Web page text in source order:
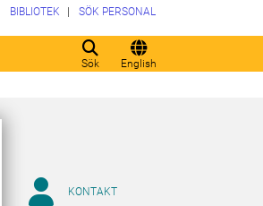
Sök English
BIBLIOTEK SÖK PERSONAL
KONTAKT